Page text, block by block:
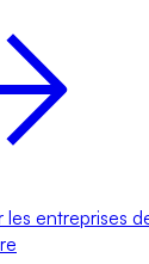
les entreprises